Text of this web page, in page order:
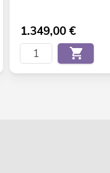
1.349,00€